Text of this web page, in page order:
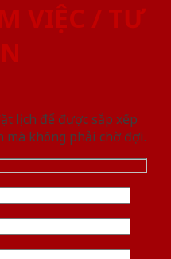
VIỆC / TƯ
lịch để được sắp xếp
mà không phải chờ đợi.